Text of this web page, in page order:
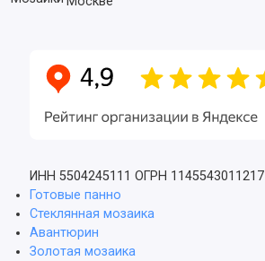
ИНН 5504245111 ОГРН 1145543011217
Готовые панно
Стеклянная мозаика
Авантюрин
Золотая мозаика